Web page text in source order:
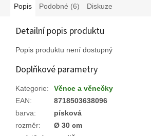
Popis Podobné (6) Diskuze
Detailní popis produktu
Popis produktu není dostupný
Doplňkové parametry
Kategorie:
Věnce a věnečky
EAN:
8718503638096
barva:
písková
rozměr:
Ø 30 cm